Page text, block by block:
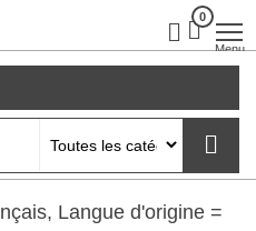
0
Menu
Langue d'origine =